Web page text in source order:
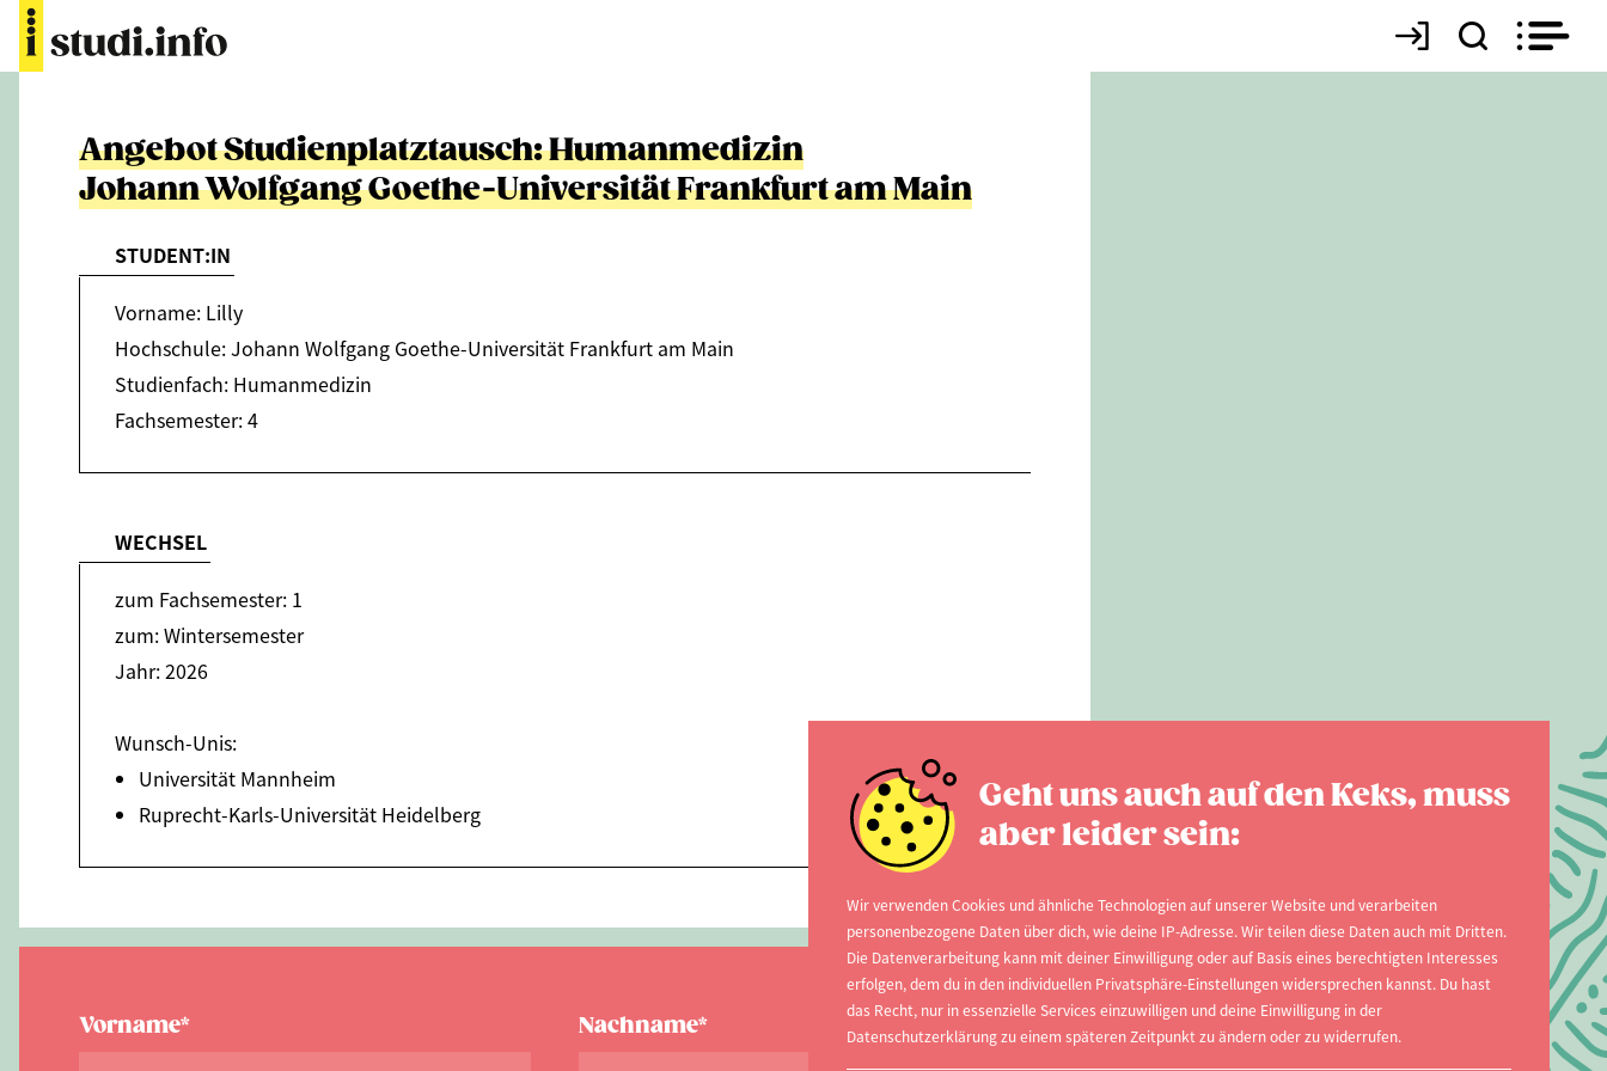
Geht uns auch auf den Keks, muss
aber leider sein:
Wir verwenden Cookies und ähnliche Technologien auf unserer Website und verarbeiten
personenbezogene Daten über dich, wie deine IP-Adresse. Wir teilen diese Daten auch mit Dritten.
Die Datenverarbeitung kann mit deiner Einwilligung oder auf Basis eines berechtigten Interesses
erfolgen, dem du in den individuellen Privatsphäre-Einstellungen widersprechen kannst. Du hast
das Recht, nur in essenzielle Services einzuwilligen und deine Einwilligung in der
Datenschutzerklärung zu einem späteren Zeitpunkt zu ändern oder zu widerrufen.
Angebot Studienplatztausch: Humanmedizin
Johann Wolfgang Goethe-Universität Frankfurt am Main
STUDENT:IN
Vorname: Lilly
Hochschule: Johann Wolfgang Goethe-Universität Frankfurt am Main
Studienfach: Humanmedizin
Fachsemester: 4
WECHSEL
zum Fachsemester: 1
zum: Wintersemester
Jahr: 2026
Wunsch-Unis:
Universität Mannheim
Ruprecht-Karls-Universität Heidelberg
Vorname* Nachname*